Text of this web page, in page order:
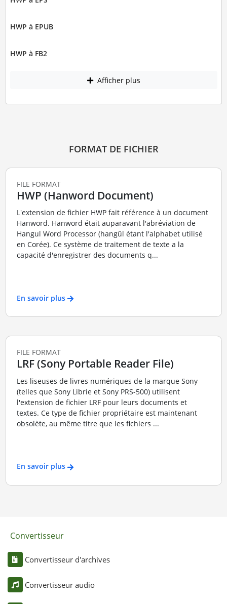
HWP à EPUB
HWP à FB2
Afficher plus
FORMAT DE FICHIER
FILE FORMAT
HWP (Hanword Document)
L'extension de fichier HWP fait référence à un document
Hanword. Hanword était auparavant l'abréviation de
Hangul Word Processor (hangûl étant l'alphabet utilisé
en Corée). Ce système de traitement de texte a la
capacité d'enregistrer des documents q...
En savoir plus
FILE FORMAT
LRF (Sony Portable Reader File)
Les liseuses de livres numériques de la marque Sony
(telles que Sony Librie et Sony PRS-500) utilisent
l'extension de fichier LRF pour leurs documents et
textes. Ce type de fichier propriétaire est maintenant
obsolète, au même titre que les fichiers ...
En savoir plus
Convertisseur
Convertisseur d'archives
Convertisseur audio